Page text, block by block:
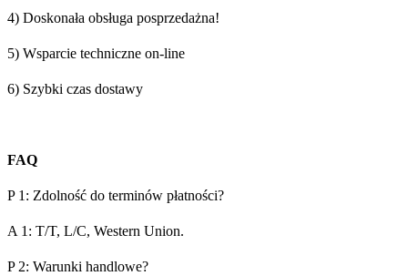
4) Doskonała obsługa posprzedażna!
5) Wsparcie techniczne on-line
6) Szybki czas dostawy
FAQ
P 1: Zdolność do terminów płatności?
A 1: T/T, L/C, Western Union.
P 2: Warunki handlowe?